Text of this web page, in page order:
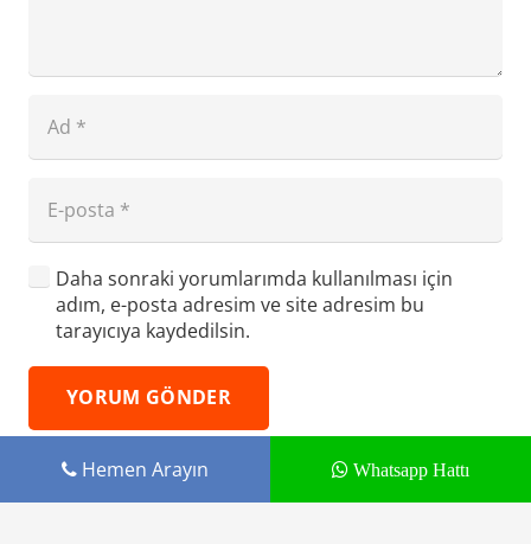
Daha sonraki yorumlarımda kullanılması için
adım, e-posta adresim ve site adresim bu
tarayıcıya kaydedilsin.
YORUM GÖNDER
Hemen Arayın Whatsapp Hattı